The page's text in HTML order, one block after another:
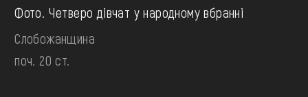
Фото. Четверо дівчат у народному вбранні
Слобожанщина
поч. 20 ст.